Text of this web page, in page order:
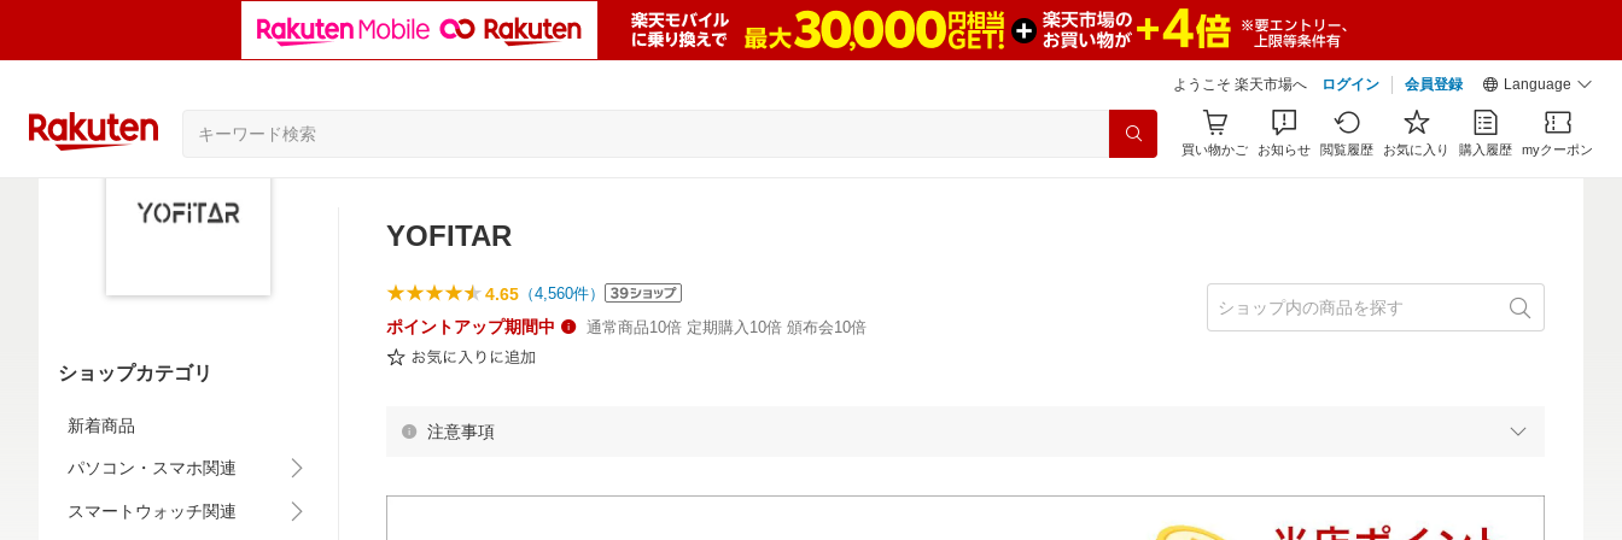
ようこそ 楽天市場へ ログイン 会員登録 Language
買い物かご お知らせ 閲覧履歴 お気に入り 購入履歴 myクーポン
ショップカテゴリ
新着商品
パソコン・スマホ関連
スマートウォッチ関連
YOFITAR
4.65 （4,560件）
ポイントアップ期間中 通常商品10倍 定期購入10倍 頒布会10倍
注意事項